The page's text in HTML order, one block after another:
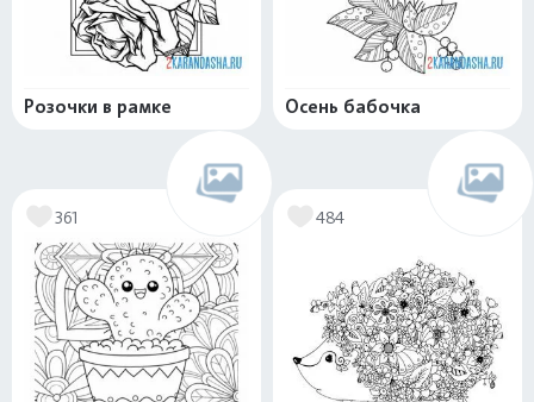
Розочки в рамке Осень бабочка
361 484